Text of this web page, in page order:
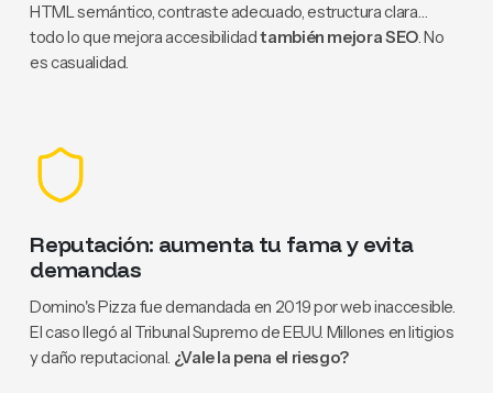
HTML semántico, contraste adecuado, estructura clara…
todo lo que mejora accesibilidadtambién mejora SEO. No
es casualidad.
Reputación: aumenta tu fama y evita
demandas
Domino's Pizza fue demandada en 2019 por web inaccesible.
El caso llegó al Tribunal Supremo de EEUU. Millones en litigios
y daño reputacional. ¿Vale la pena el riesgo?